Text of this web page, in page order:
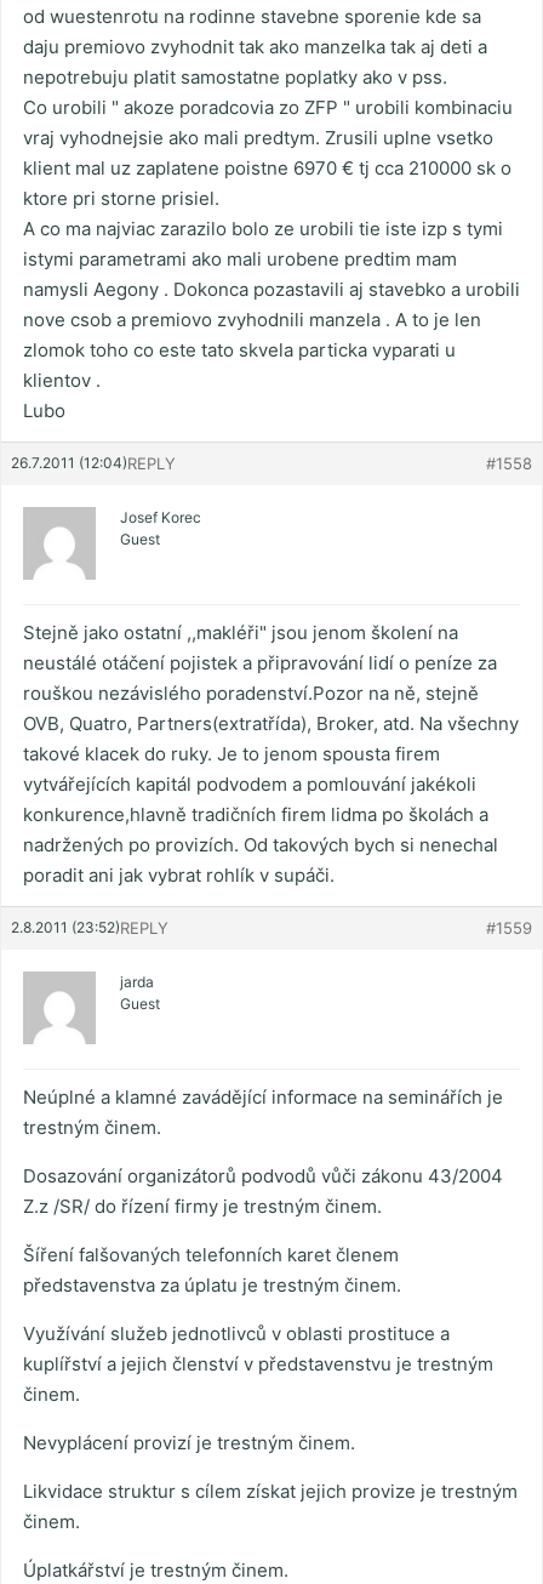
od wuestenrotu na rodinne stavebne sporenie kde sa
daju premiovo zvyhodnit tak ako manzelka tak aj deti a
nepotrebuju platit samostatne poplatky ako v pss.
Co urobili " akoze poradcovia zo ZFP " urobili kombinaciu
vraj vyhodnejsie ako mali predtym. Zrusili uplne vsetko
klient mal uz zaplatene poistne 6970 € tj cca 210000 sk o
ktore pri storne prisiel.
A co ma najviac zarazilo bolo ze urobili tie iste izp s tymi
istymi parametrami ako mali urobene predtim mam
namysli Aegony . Dokonca pozastavili aj stavebko a urobili
nove csob a premiovo zvyhodnili manzela . A to je len
zlomok toho co este tato skvela particka vyparati u
klientov .
Lubo
26.7.2011 (12:04) #1558
REPLY
Josef Korec
Guest
Stejně jako ostatní ,,makléři" jsou jenom školení na
neustálé otáčení pojistek a připravování lidí o peníze za
rouškou nezávislého poradenství.Pozor na ně, stejně
OVB, Quatro, Partners(extratřída), Broker, atd. Na všechny
takové klacek do ruky. Je to jenom spousta firem
vytvářejících kapitál podvodem a pomlouvání jakékoli
konkurence,hlavně tradičních firem lidma po školách a
nadržených po provizích. Od takových bych si nenechal
poradit ani jak vybrat rohlík v supáči.
2.8.2011 (23:52) #1559
REPLY
jarda
Guest
Neúplné a klamné zavádějící informace na seminářích je
trestným činem.
Dosazování organizátorů podvodů vůči zákonu 43/2004
Z.z /SR/ do řízení firmy je trestným činem.
Šíření falšovaných telefonních karet členem
představenstva za úplatu je trestným činem.
Využívání služeb jednotlivců v oblasti prostituce a
kuplířství a jejich členství v představenstvu je trestným
činem.
Nevyplácení provizí je trestným činem.
Likvidace struktur s cílem získat jejich provize je trestným
činem.
Úplatkářství je trestným činem.